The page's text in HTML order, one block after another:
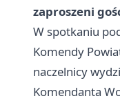
zaproszeni
W spotkaniu
Komendy
naczelnicy
Komendanta